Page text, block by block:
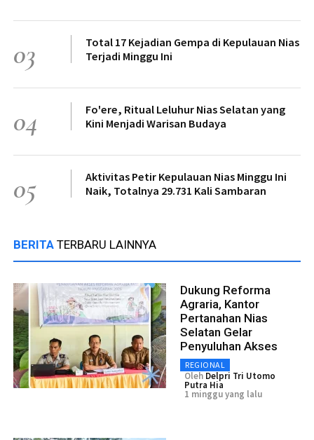
03
Total 17 Kejadian Gempa di Kepulauan Nias
Terjadi Minggu Ini
04
Fo'ere, Ritual Leluhur Nias Selatan yang
Kini Menjadi Warisan Budaya
05
Aktivitas Petir Kepulauan Nias Minggu Ini
Naik, Totalnya 29.731 Kali Sambaran
BERITA TERBARU LAINNYA
Dukung Reforma
Agraria, Kantor
Pertanahan Nias
Selatan Gelar
Penyuluhan Akses
REGIONAL
Oleh Delpri Tri Utomo
Putra Hia
1 minggu yang lalu